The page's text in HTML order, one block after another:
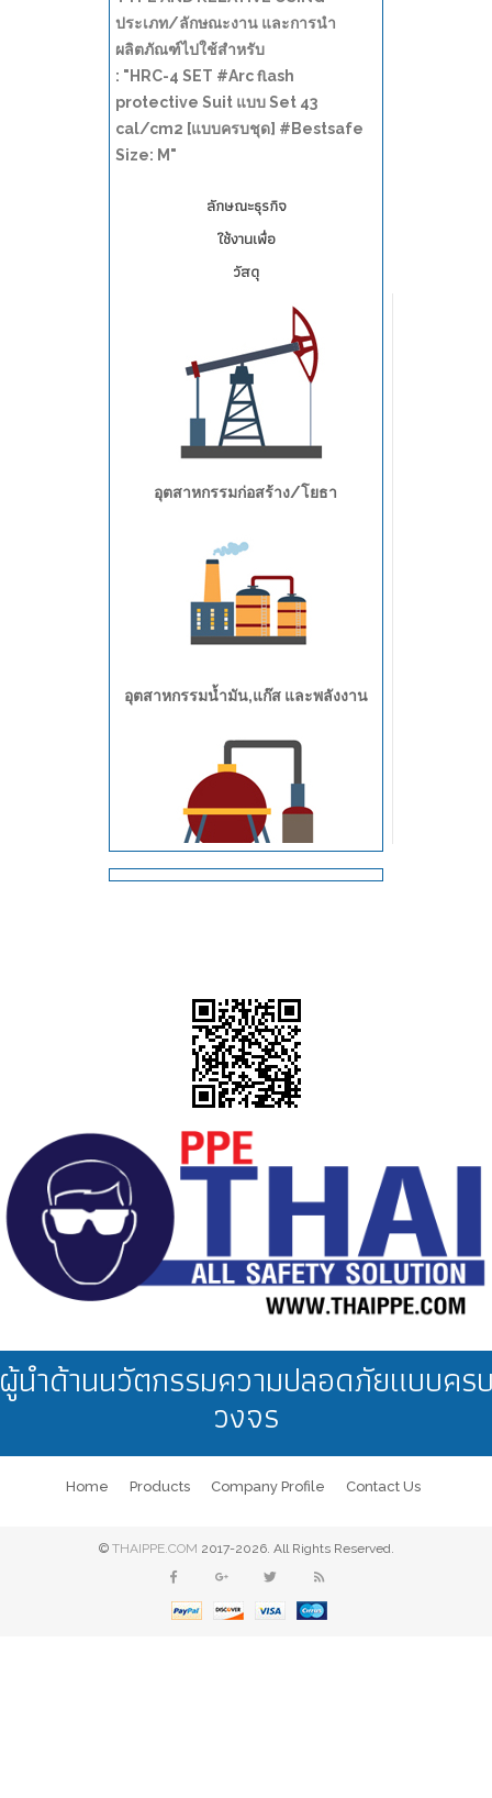
ประเภท/ลักษณะงาน และการนำ
ผลิตภัณฑ์ไปใช้สำหรับ
: "HRC-4 SET #Arc flash
protective Suit แบบ Set 43
cal/cm2 [แบบครบชุด] #Bestsafe
Size: M"
ลักษณะธุรกิจ
ใช้งานเพื่อ
วัสดุ
อุตสาหกรรมก่อสร้าง/โยธา
อุตสาหกรรมน้ำมัน,แก๊ส และพลังงาน
อุตสาหกรรมเหมืองแร่
อุตสาหกรรมไฟฟ้า
อุตสาหกรรมยานยนต์
นำด้านนวัตกรรมความปลอดภัยแบบคร
วงจร
Home Products Company Profile Contact Us
© THAIPPE.COM 2017-2026. All Rights Reserved.